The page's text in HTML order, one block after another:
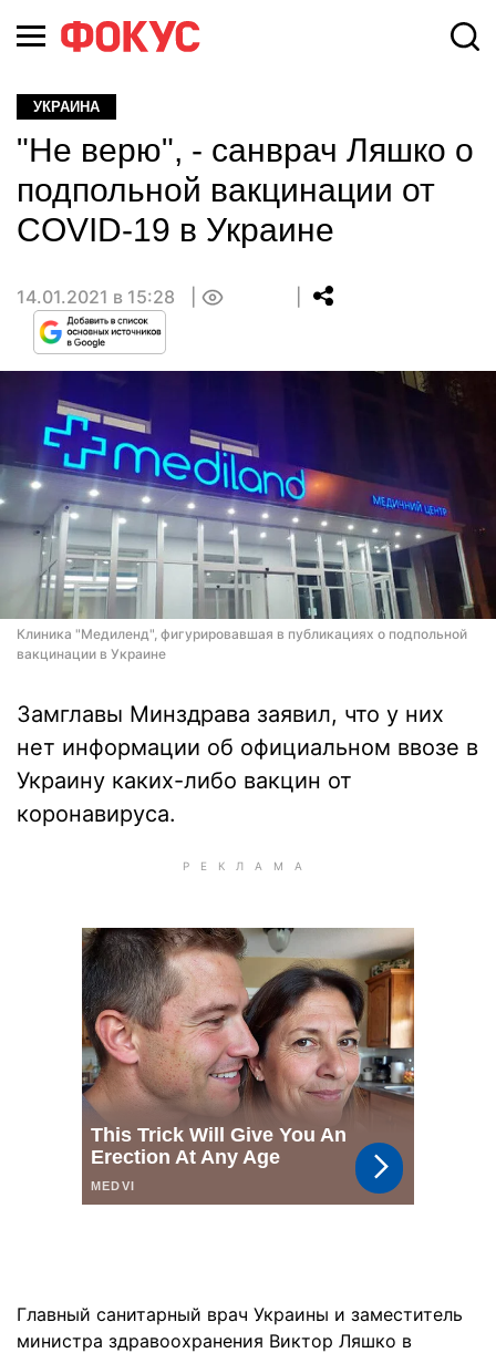
УКРАИНА
"Не верю", - санврач Ляшко о
подпольной вакцинации от
COVID-19 в Украине
14.01.2021 в 15:28
Клиника "Медиленд", фигурировавшая в публикациях о подпольной
вакцинации в Украине
Замглавы Минздрава заявил, что у них
нет информации об официальном ввозе в
Украину каких-либо вакцин от
коронавируса.
Главный санитарный врач Украины и заместитель
министра здравоохранения Виктор Ляшко в